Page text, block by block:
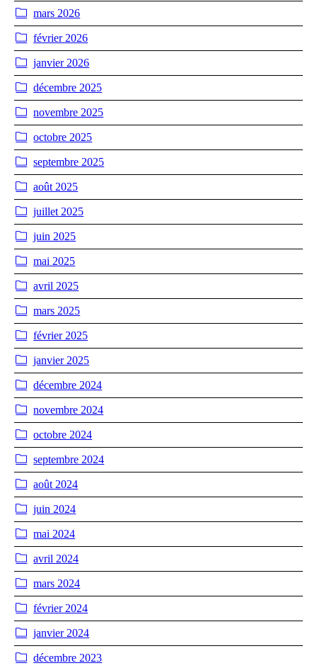
mars 2026
février 2026
janvier 2026
décembre 2025
novembre 2025
octobre 2025
septembre 2025
août 2025
juillet 2025
juin 2025
mai 2025
avril 2025
mars 2025
février 2025
janvier 2025
décembre 2024
novembre 2024
octobre 2024
septembre 2024
août 2024
juin 2024
mai 2024
avril 2024
mars 2024
février 2024
janvier 2024
décembre 2023